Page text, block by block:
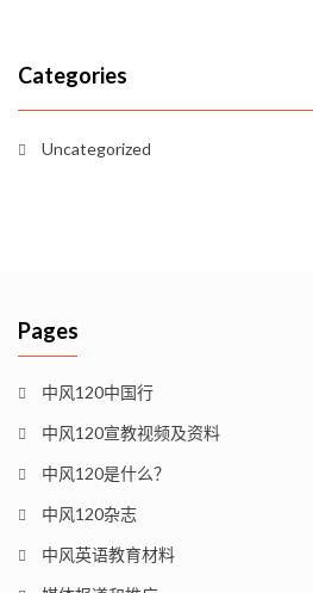
Categories
Uncategorized
Pages
中风120中国行
中风120宣教视频及资料
中风120是什么？
中风120杂志
中风英语教育材料